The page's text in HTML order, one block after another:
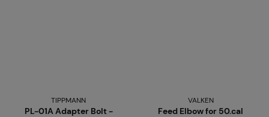
TIPPMANN
PL-01A Adapter Bolt -
VALKEN
Feed Elbow for 50.cal